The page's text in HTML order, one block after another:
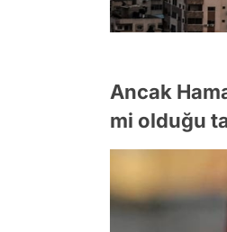
Ancak
mi olduğu